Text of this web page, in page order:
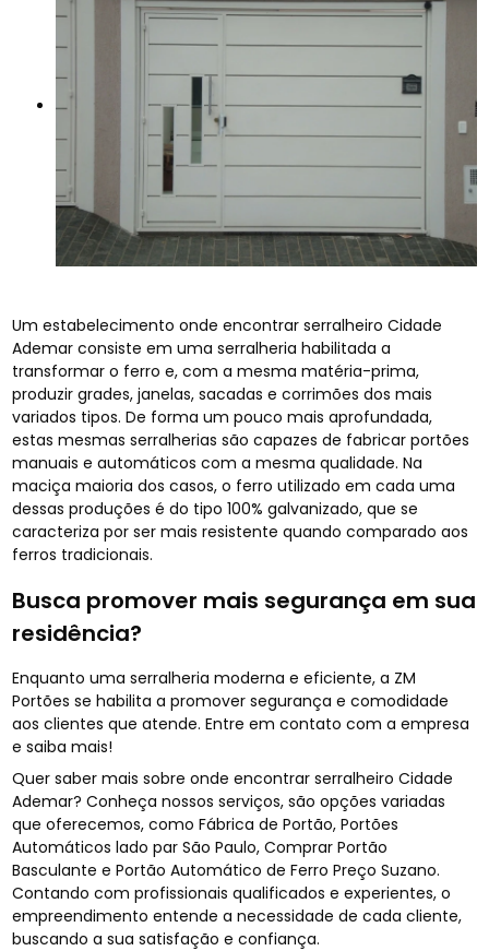
Um estabelecimento onde encontrar serralheiro Cidade
Ademar consiste em uma serralheria habilitada a
transformar o ferro e, com a mesma matéria-prima,
produzir grades, janelas, sacadas e corrimões dos mais
variados tipos. De forma um pouco mais aprofundada,
estas mesmas serralherias são capazes de fabricar portões
manuais e automáticos com a mesma qualidade. Na
maciça maioria dos casos, o ferro utilizado em cada uma
dessas produções é do tipo 100% galvanizado, que se
caracteriza por ser mais resistente quando comparado aos
ferros tradicionais.
Busca promover mais segurança em sua
residência?
Enquanto uma serralheria moderna e eficiente, a ZM
Portões se habilita a promover segurança e comodidade
aos clientes que atende. Entre em contato com a empresa
e saiba mais!
Quer saber mais sobre onde encontrar serralheiro Cidade
Ademar? Conheça nossos serviços, são opções variadas
que oferecemos, como Fábrica de Portão, Portões
Automáticos lado par São Paulo, Comprar Portão
Basculante e Portão Automático de Ferro Preço Suzano.
Contando com profissionais qualificados e experientes, o
empreendimento entende a necessidade de cada cliente,
buscando a sua satisfação e confiança.